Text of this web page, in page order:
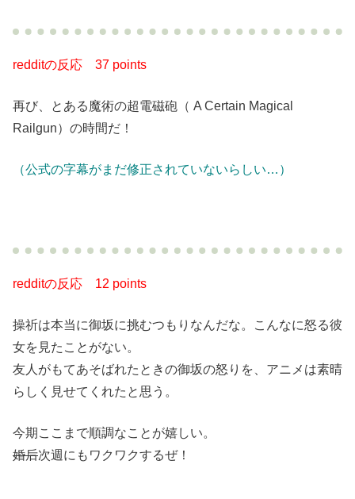
redditの反応 37 points
再び、とある魔術の超電磁砲（ A Certain Magical
Railgun）の時間だ！
（公式の字幕がまだ修正されていないらしい…）
redditの反応 12 points
操祈は本当に御坂に挑むつもりなんだな。こんなに怒る彼
女を見たことがない。
友人がもてあそばれたときの御坂の怒りを、アニメは素晴
らしく見せてくれたと思う。
今期ここまで順調なことが嬉しい。
婚后次週にもワクワクするぜ！